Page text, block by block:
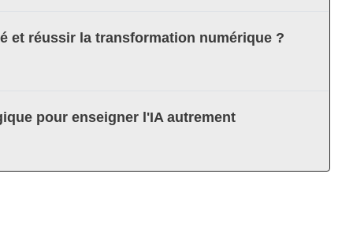
et réussir la transformation numérique ?
pour enseigner l'IA autrement